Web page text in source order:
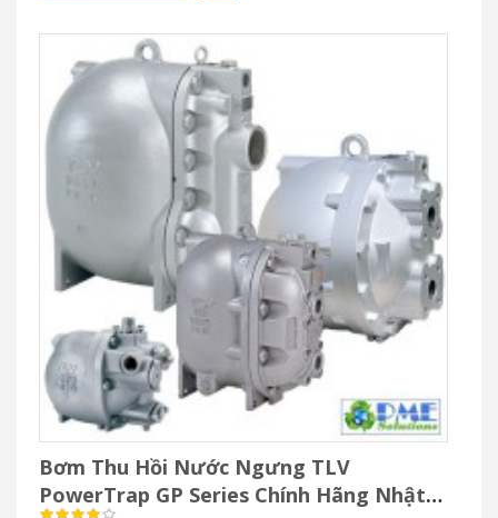
Bơm Thu Hồi Nước Ngưng TLV
PowerTrap GP Series Chính Hãng Nhật